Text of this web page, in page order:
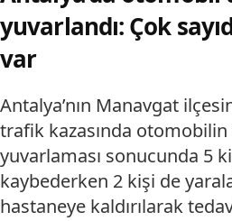
yuvarlandı: Çok
var
Antalya’nın Manavgat
trafik kazasında
yuvarlaması sonucunda 5
kaybederken 2 kişi de
hastaneye kaldırılarak